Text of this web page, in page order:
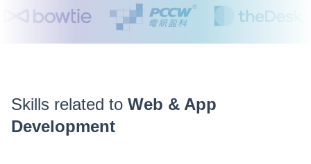
Skills related to Web & App
Development